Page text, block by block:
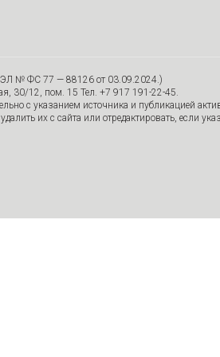
ЭЛ № ФС 77 — 88126 от 03.09.2024.)
30/12, пом. 15 Тел. +7 917 191-22-45.
с указанием источника и публикацией
их с сайта или отредактировать, если